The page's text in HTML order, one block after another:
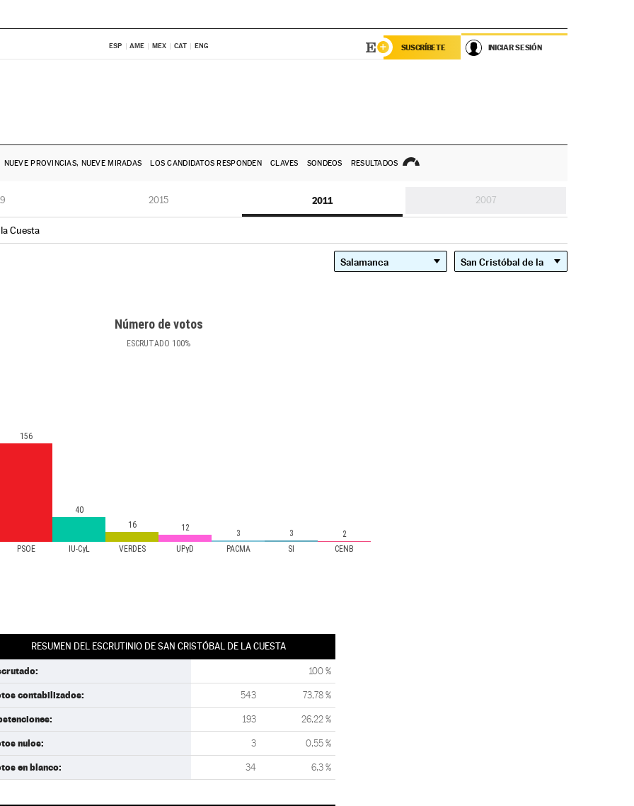
ESP AME MEX CAT ENG SUSCRÍBETE INICIAR SESIÓN
NUEVE PROVINCIAS, NUEVE MIRADAS LOS CANDIDATOS RESPONDEN CLAVES SONDEOS RESULTADOS
2015 2011 2007
Cuesta
Número de votos
ESCRUTADO 100%
PSOE IU-CyL VERDES UPyD PACMA SI CENB
156
40
16
12
3 3 2
RESUMEN DEL ESCRUTINIO DE SAN CRISTÓBAL DE LA CUESTA
100 %
contabilizados: 543 73,78 %
193 26,22 %
nulos: 3 0,55 %
en blanco: 34 6,3 %